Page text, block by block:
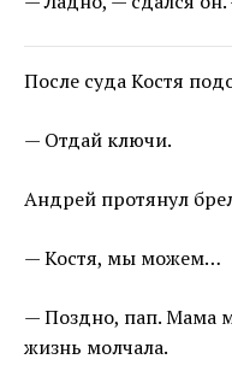
После суда Костя
— Отдай ключи.
Андрей протянул
— Костя, мы можем…
— Поздно, пап. Мама
жизнь молчала.